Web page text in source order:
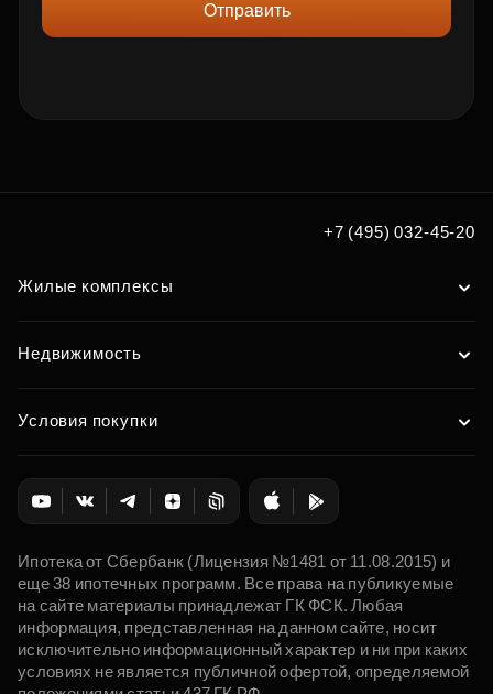
Отправить
+7 (495) 032-45-20
Жилые комплексы
Недвижимость
Условия покупки
Ипотека от Сбербанк (Лицензия №1481 от 11.08.2015) и
еще 38 ипотечных программ. Все права на публикуемые
на сайте материалы принадлежат ГК ФСК. Любая
информация, представленная на данном сайте, носит
исключительно информационный характер и ни при каких
условиях не является публичной офертой, определяемой